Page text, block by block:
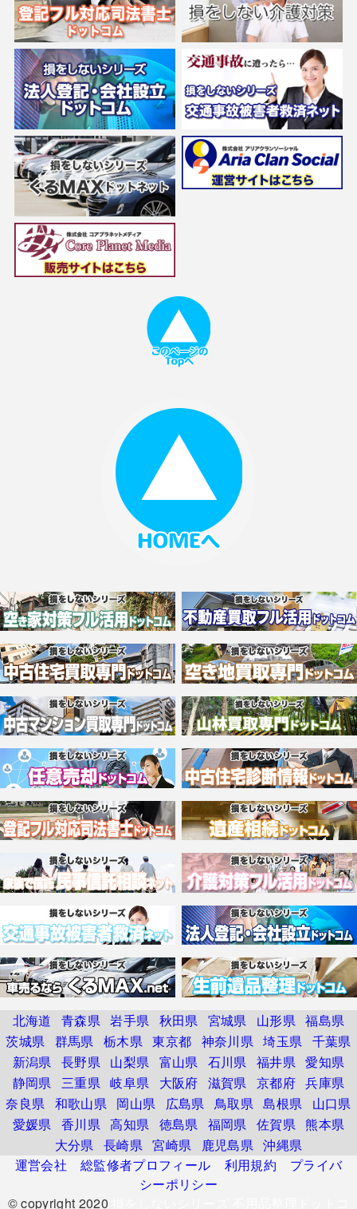
北海道 青森県 岩手県 秋田県 宮城県 山形県 福島県
茨城県
群馬県 栃木県 東京都 神奈川県 埼玉県
千葉県
新潟県
長野県 山梨県 富山県 石川県 福井県 愛知県
静岡県
三重県 岐阜県 大阪府 滋賀県 京都府 兵庫県
奈良県
和歌山県 岡山県 広島県 鳥取県 島根県
山口県
愛媛県
香川県 高知県 徳島県 福岡県 佐賀県
熊本県
大分県
長崎県 宮崎県 鹿児島県 沖縄県
運営会社
総監修者プロフィール 利用規約
プライバ
シーポリシー
© copyright 2020